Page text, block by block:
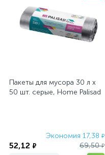
Пакеты для мусора 30 л x
50 шт. серые, Home Palisad
Экономия 17,38 ₽
52,12 ₽ 69,50₽